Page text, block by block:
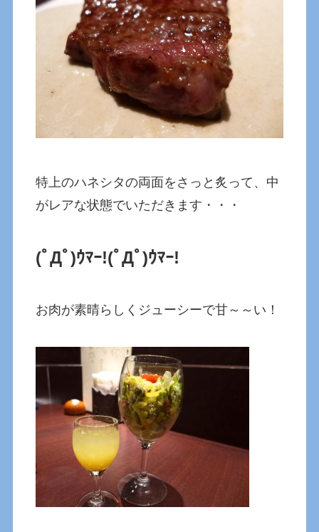
特上のハネシタの両面をさっと炙って、中
がレアな状態でいただきます・・・
(ﾟДﾟ)ｳﾏｰ!(ﾟДﾟ)ｳﾏｰ!
お肉が素晴らしくジューシーで甘～～い！